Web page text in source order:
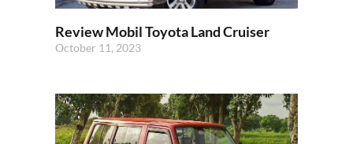
Review Mobil Toyota Land Cruiser
October 11, 2023